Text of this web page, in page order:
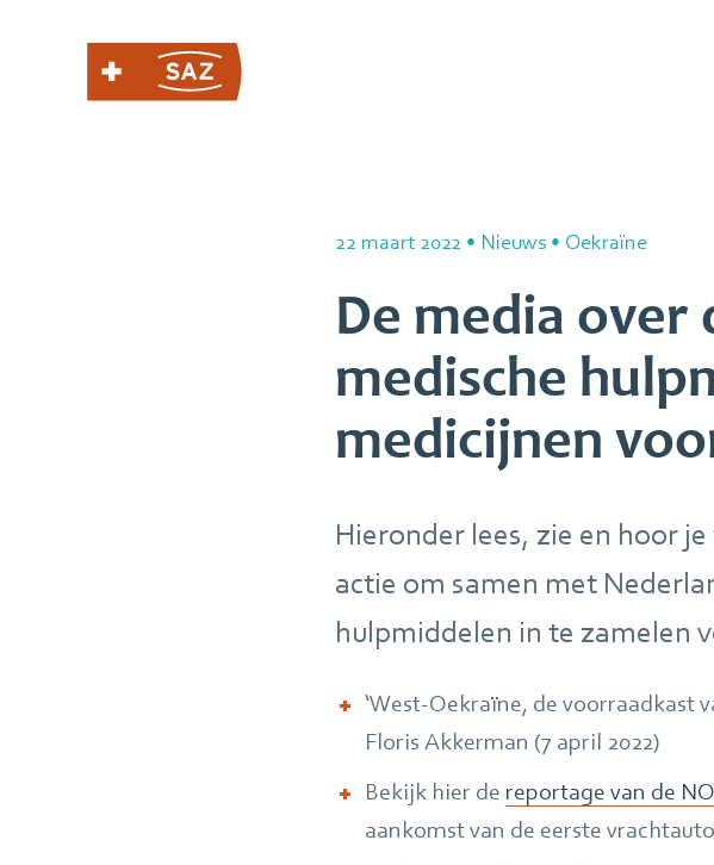
22 maart 2022 • Nieuws • Oekraïne
De media over
medische
medicijnen
Hieronder lees, zie en hoor
actie om samen met
hulpmiddelen in te zamelen
‘West-Oekraïne, de voorraadkast
Floris Akkerman (7 april 2022)
Bekijk hier de reportage van de
aankomst van de eerste